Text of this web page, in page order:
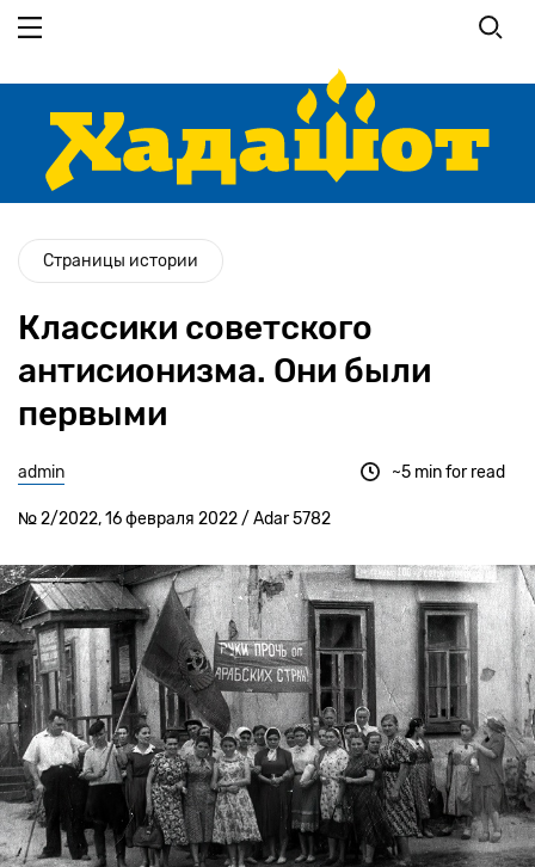
основному
Страницы истории
Классики советского
антисионизма. Они были
первыми
admin
№ 2/2022, 16 февраля 2022 / Adar 5782
~5 min for read